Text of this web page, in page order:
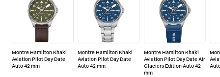
Montre Hamilton Khaki
Aviation Pilot Day Date
Auto 42 mm
Montre Hamilton Khaki
Aviation Pilot Day Date
Auto 42 mm
Montre Hamilton Khaki
Aviation Pilot Day Date Air
Glaciers Edition Auto 42
mm